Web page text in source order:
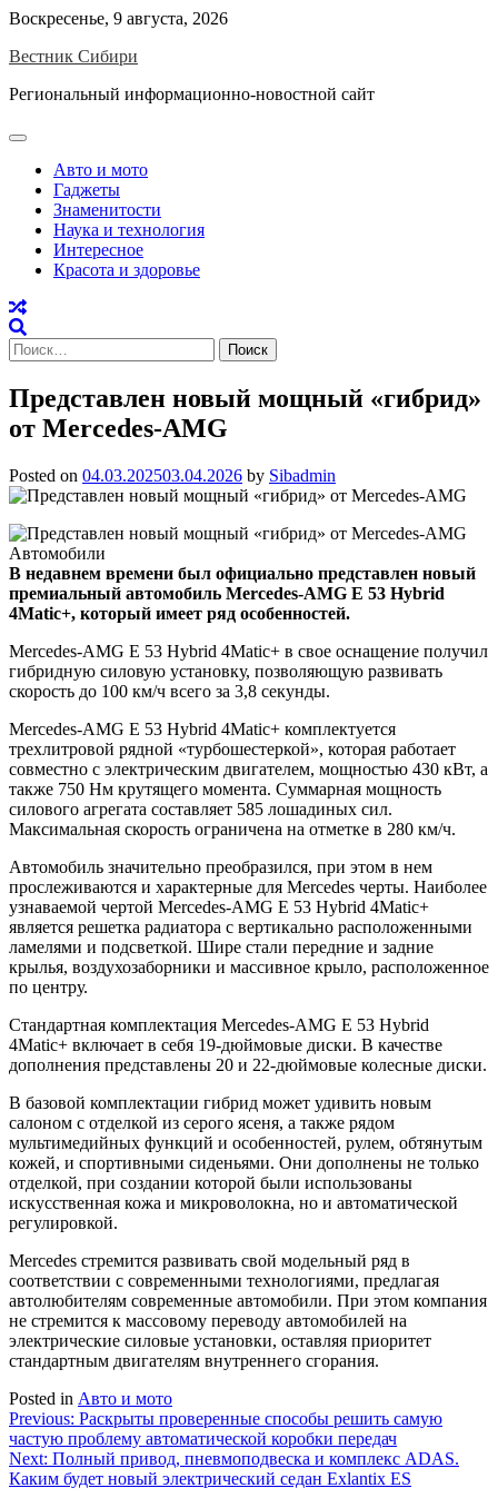
Skip
content
Воскресенье, 9 августа, 2026
Вестник Сибири
Региональный информационно-новостной сайт
Авто и мото
Гаджеты
Знаменитости
Наука и технология
Интересное
Красота и здоровье
Найти:
Представлен новый мощный «гибрид»
от Mercedes-AMG
Posted on 04.03.202503.04.2026 by Sibadmin
В недавнем времени был официально представлен новый
премиальный автомобиль Mercedes-AMG E 53 Hybrid
4Matic+, который имеет ряд особенностей.
Mercedes-AMG E 53 Hybrid 4Matic+ в свое оснащение получил
гибридную силовую установку, позволяющую развивать
скорость до 100 км/ч всего за 3,8 секунды.
Mercedes-AMG E 53 Hybrid 4Matic+ комплектуется
трехлитровой рядной «турбошестеркой», которая работает
совместно с электрическим двигателем, мощностью 430 кВт, а
также 750 Нм крутящего момента. Суммарная мощность
силового агрегата составляет 585 лошадиных сил.
Максимальная скорость ограничена на отметке в 280 км/ч.
Автомобиль значительно преобразился, при этом в нем
прослеживаются и характерные для Mercedes черты. Наиболее
узнаваемой чертой Mercedes-AMG E 53 Hybrid 4Matic+
является решетка радиатора с вертикально расположенными
ламелями и подсветкой. Шире стали передние и задние
крылья, воздухозаборники и массивное крыло, расположенное
по центру.
Стандартная комплектация Mercedes-AMG E 53 Hybrid
4Matic+ включает в себя 19-дюймовые диски. В качестве
дополнения представлены 20 и 22-дюймовые колесные диски.
В базовой комплектации гибрид может удивить новым
салоном с отделкой из серого ясеня, а также рядом
мультимедийных функций и особенностей, рулем, обтянутым
кожей, и спортивными сиденьями. Они дополнены не только
отделкой, при создании которой были использованы
искусственная кожа и микроволокна, но и автоматической
регулировкой.
Mercedes стремится развивать свой модельный ряд в
соответствии с современными технологиями, предлагая
автолюбителям современные автомобили. При этом компания
не стремится к массовому переводу автомобилей на
электрические силовые установки, оставляя приоритет
стандартным двигателям внутреннего сгорания.
Posted in Авто и мото
Навигация
по
записям
Previous: Раскрыты проверенные способы решить самую
частую проблему автоматической коробки передач
Next: Полный привод, пневмоподвеска и комплекс ADAS.
Каким будет новый электрический седан Exlantix ES